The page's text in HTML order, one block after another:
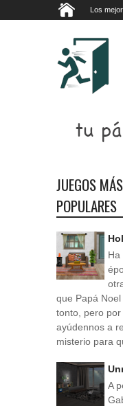
Los
JUEGOS MÁS
POPULARES
Ha
que Papá
tonto, pero por
ayúdennos a
misterio para
A